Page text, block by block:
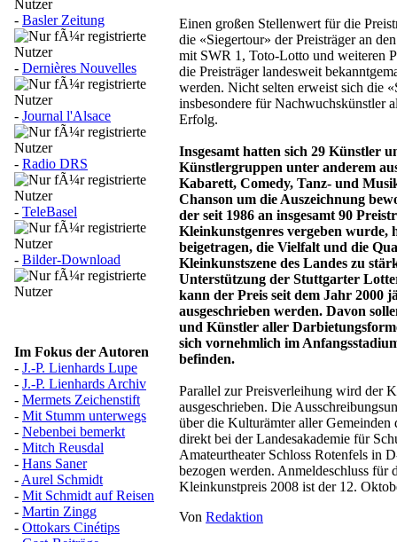
- Basler Zeitung
- Dernières Nouvelles
- Journal l'Alsace
- Radio DRS
- TeleBasel
- Bilder-Download
Im Fokus der Autoren
- J.-P. Lienhards Lupe
- J.-P. Lienhards Archiv
- Mermets Zeichenstift
- Mit Stumm unterwegs
- Nebenbei bemerkt
- Mitch Reusdal
- Hans Saner
- Aurel Schmidt
- Mit Schmidt auf Reisen
- Martin Zingg
- Ottokars Cinétips
Einen großen Stellenwert für die
die «Siegertour» der Preisträger an
mit SWR 1, Toto-Lotto und weiteren
die Preisträger landesweit
werden. Nicht selten erweist sich die
insbesondere für Nachwuchskünstler
Erfolg.
Insgesamt hatten sich 29 Künstler
Künstlergruppen unter anderem
Kabarett, Comedy, Tanz- und
Chanson um die Auszeichnung
der seit 1986 an insgesamt 90
Kleinkunstgenres vergeben wurde,
beigetragen, die Vielfalt und die
Kleinkunstszene des Landes zu
Unterstützung der Stuttgarter
kann der Preis seit dem Jahr 2000
ausgeschrieben werden. Davon
und Künstler aller
sich vornehmlich im
befinden.
Parallel zur Preisverleihung wird der
ausgeschrieben. Die
über die Kulturämter aller Gemeinden
direkt bei der Landesakademie für
Amateurtheater Schloss Rotenfels in
bezogen werden. Anmeldeschluss für
Kleinkunstpreis 2008 ist der 12.
Von Redaktion